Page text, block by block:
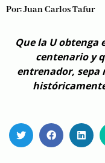
Por:Juan Carlos Tafur
Que la U obtenga
centenario y
entrenador, sepa